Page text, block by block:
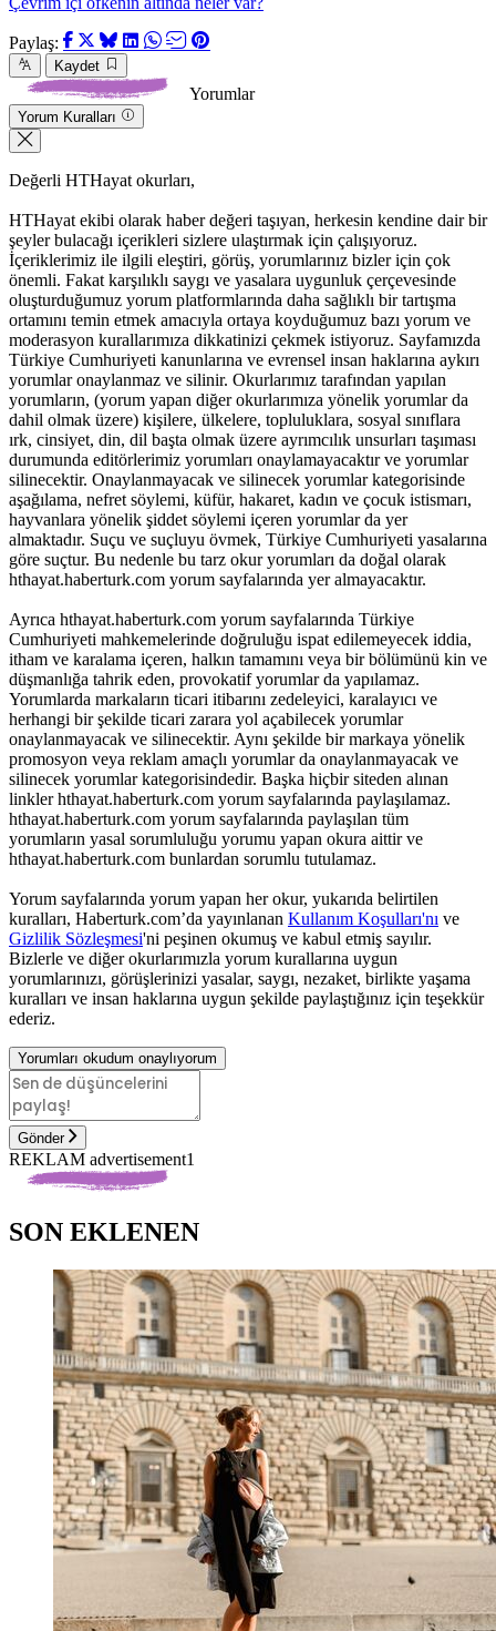
Paylaş:
Kaydet
Yorumlar
Yorum Kuralları
Değerli HTHayat okurları,
HTHayat ekibi olarak haber değeri taşıyan, herkesin kendine dair bir
şeyler bulacağı içerikleri sizlere ulaştırmak için çalışıyoruz.
İçeriklerimiz ile ilgili eleştiri, görüş, yorumlarınız bizler için çok
önemli. Fakat karşılıklı saygı ve yasalara uygunluk çerçevesinde
oluşturduğumuz yorum platformlarında daha sağlıklı bir tartışma
ortamını temin etmek amacıyla ortaya koyduğumuz bazı yorum ve
moderasyon kurallarımıza dikkatinizi çekmek istiyoruz. Sayfamızda
Türkiye Cumhuriyeti kanunlarına ve evrensel insan haklarına aykırı
yorumlar onaylanmaz ve silinir. Okurlarımız tarafından yapılan
yorumların, (yorum yapan diğer okurlarımıza yönelik yorumlar da
dahil olmak üzere) kişilere, ülkelere, topluluklara, sosyal sınıflara
ırk, cinsiyet, din, dil başta olmak üzere ayrımcılık unsurları taşıması
durumunda editörlerimiz yorumları onaylamayacaktır ve yorumlar
silinecektir. Onaylanmayacak ve silinecek yorumlar kategorisinde
aşağılama, nefret söylemi, küfür, hakaret, kadın ve çocuk istismarı,
hayvanlara yönelik şiddet söylemi içeren yorumlar da yer
almaktadır. Suçu ve suçluyu övmek, Türkiye Cumhuriyeti yasalarına
göre suçtur. Bu nedenle bu tarz okur yorumları da doğal olarak
hthayat.haberturk.com yorum sayfalarında yer almayacaktır.
Ayrıca hthayat.haberturk.com yorum sayfalarında Türkiye
Cumhuriyeti mahkemelerinde doğruluğu ispat edilemeyecek iddia,
itham ve karalama içeren, halkın tamamını veya bir bölümünü kin ve
düşmanlığa tahrik eden, provokatif yorumlar da yapılamaz.
Yorumlarda markaların ticari itibarını zedeleyici, karalayıcı ve
herhangi bir şekilde ticari zarara yol açabilecek yorumlar
onaylanmayacak ve silinecektir. Aynı şekilde bir markaya yönelik
promosyon veya reklam amaçlı yorumlar da onaylanmayacak ve
silinecek yorumlar kategorisindedir. Başka hiçbir siteden alınan
linkler hthayat.haberturk.com yorum sayfalarında paylaşılamaz.
hthayat.haberturk.com yorum sayfalarında paylaşılan tüm
yorumların yasal sorumluluğu yorumu yapan okura aittir ve
hthayat.haberturk.com bunlardan sorumlu tutulamaz.
Yorum sayfalarında yorum yapan her okur, yukarıda belirtilen
kuralları, Haberturk.com’da yayınlanan Kullanım Koşulları'nı ve
Gizlilik Sözleşmesi'ni peşinen okumuş ve kabul etmiş sayılır.
Bizlerle ve diğer okurlarımızla yorum kurallarına uygun
yorumlarınızı, görüşlerinizi yasalar, saygı, nezaket, birlikte yaşama
kuralları ve insan haklarına uygun şekilde paylaştığınız için teşekkür
ederiz.
Yorumları okudum onaylıyorum
Gönder
REKLAM advertisement1
SON EKLENEN